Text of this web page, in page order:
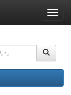
ナ
ビ
ー
ョ
ン